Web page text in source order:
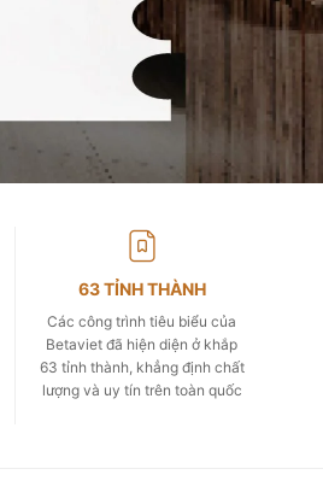
63 TỈNH THÀNH
Các công trình tiêu biểu của
Betaviet đã hiện diện ở khắp
63 tỉnh thành, khẳng định chất
lượng và uy tín trên toàn quốc